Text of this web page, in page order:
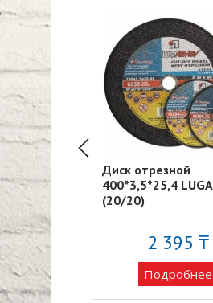
(25)
₸
Диск отрезной
400*3,5*25,4 LUGA
(20/20)
2 395 ₸
Подробнее